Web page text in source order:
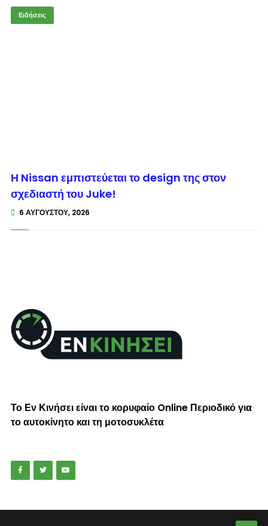
Ειδήσεις
Η Nissan εμπιστεύεται το design της στον
σχεδιαστή του Juke!
6 ΑΥΓΟΎΣΤΟΥ, 2026
Το Εν Κινήσει είναι το κορυφαίο Online Περιοδικό για
το αυτοκίνητο και τη μοτοσυκλέτα